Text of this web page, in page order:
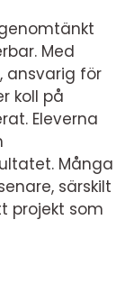
Med
ansvarig för
koll på
Eleverna
Många
särskilt
projekt som